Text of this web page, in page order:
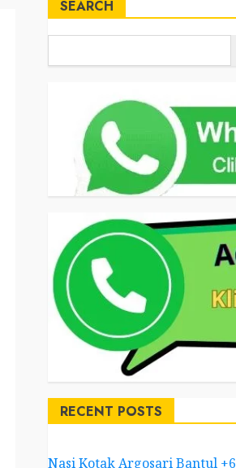
SEARCH
RECENT POSTS
Nasi Kotak Argosari Bantul